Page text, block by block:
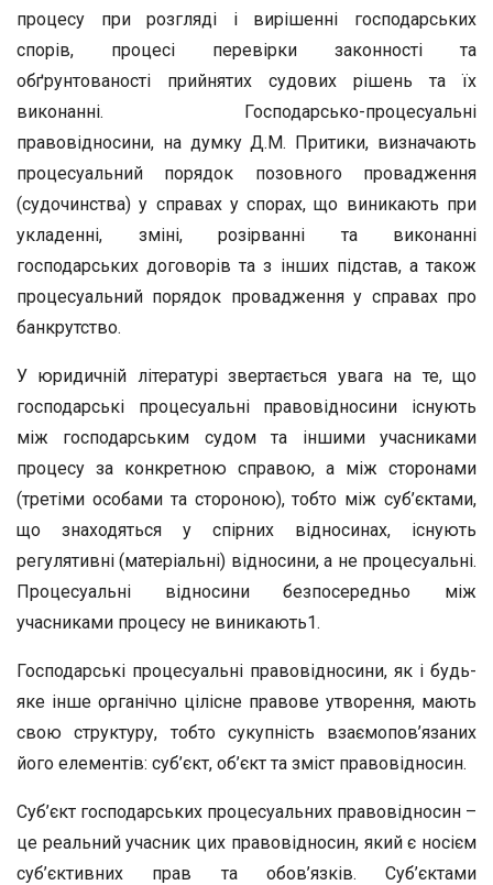
процесу при розгляді і вирішенні господарських
спорів, процесі перевірки законності та
обґрунтованості прийнятих судових рішень та їх
виконанні. Господарсько-процесуальні
правовідносини, на думку Д.М. Притики, визначають
процесуальний порядок позовного провадження
(судочинства) у справах у спорах, що виникають при
укладенні, зміні, розірванні та виконанні
господарських договорів та з інших підстав, а також
процесуальний порядок провадження у справах про
банкрутство.
У юридичній літературі звертається увага на те, що
господарські процесуальні правовідносини існують
між господарським судом та іншими учасниками
процесу за конкретною справою, а між сторонами
(третіми особами та стороною), тобто між суб’єктами,
що знаходяться у спірних відносинах, існують
регулятивні (матеріальні) відносини, а не процесуальні.
Процесуальні відносини безпосередньо між
учасниками процесу не виникають1.
Господарські процесуальні правовідносини, як і будь-
яке інше органічно цілісне правове утворення, мають
свою структуру, тобто сукупність взаємопов’язаних
його елементів: суб’єкт, об’єкт та зміст правовідносин.
Суб’єкт господарських процесуальних правовідносин –
це реальний учасник цих правовідносин, який є носієм
суб’єктивних прав та обов’язків. Суб’єктами